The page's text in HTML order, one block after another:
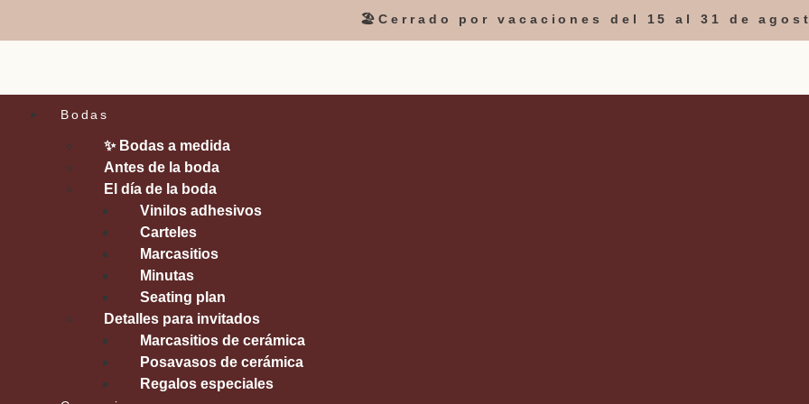
🏖️Cerrado por vacaciones del 15 al 31 de
Bodas
✨ Bodas a medida
Antes de la boda
El día de la boda
Vinilos adhesivos
Carteles
Marcasitios
Minutas
Seating plan
Detalles para invitados
Marcasitios de cerámica
Posavasos de cerámica
Regalos especiales